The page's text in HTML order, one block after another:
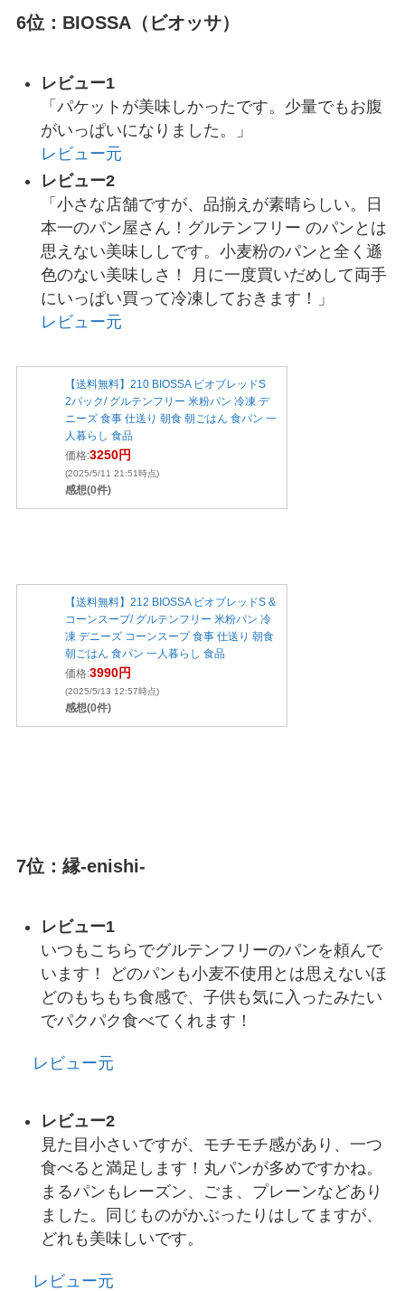
6位：BIOSSA（ビオッサ）
レビュー1
「パケットが美味しかったです。少量でもお腹
がいっぱいになりました。」
レビュー元
レビュー2
「小さな店舗ですが、品揃えが素晴らしい。日
本一のパン屋さん！グルテンフリー のパンとは
思えない美味ししです。小麦粉のパンと全く遜
色のない美味しさ！ 月に一度買いだめして両手
にいっぱい買って冷凍しておきます！」
レビュー元
【送料無料】210 BIOSSA ビオブレッドS
2パック/ グルテンフリー 米粉パン 冷凍 デ
ニーズ 食事 仕送り 朝食 朝ごはん 食パン 一
人暮らし 食品
価格:3250円
(2025/5/11 21:51時点)
感想(0件)
【送料無料】212 BIOSSA ビオブレッドS &
コーンスープ/ グルテンフリー 米粉パン 冷
凍 デニーズ コーンスープ 食事 仕送り 朝食
朝ごはん 食パン 一人暮らし 食品
価格:3990円
(2025/5/13 12:57時点)
感想(0件)
7位：縁-enishi-
レビュー1
いつもこちらでグルテンフリーのパンを頼んで
います！ どのパンも小麦不使用とは思えないほ
どのもちもち食感で、子供も気に入ったみたい
でパクパク食べてくれます！
レビュー元
レビュー2
見た目小さいですが、モチモチ感があり、一つ
食べると満足します！丸パンが多めですかね。
まるパンもレーズン、ごま、プレーンなどあり
ました。同じものがかぶったりはしてますが、
どれも美味しいです。
レビュー元